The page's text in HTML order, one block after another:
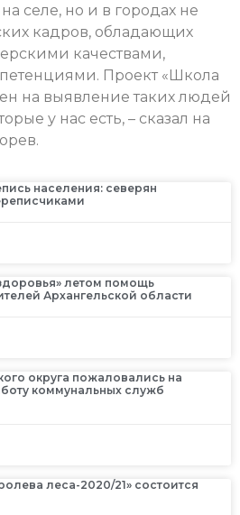
селе, но и в городах не
кадров, обладающих
качествами,
Проект «Школа
на выявление таких людей
у нас есть, – сказал на
населения: северян
летом помощь
Архангельской области
округа пожаловались на
коммунальных служб
леса-2020/21» состоится